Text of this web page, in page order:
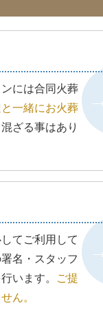
には合同火葬
一緒にお火葬
ざる事はあり
てご利用して
名・スタッフ
います。
ご提
ん。